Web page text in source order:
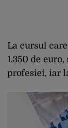
La cursul
1.350 de
profesiei, iar